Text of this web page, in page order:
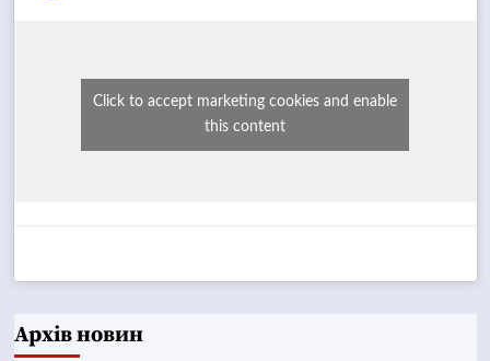
Click to accept marketing cookies and enable
this content
Архів новин